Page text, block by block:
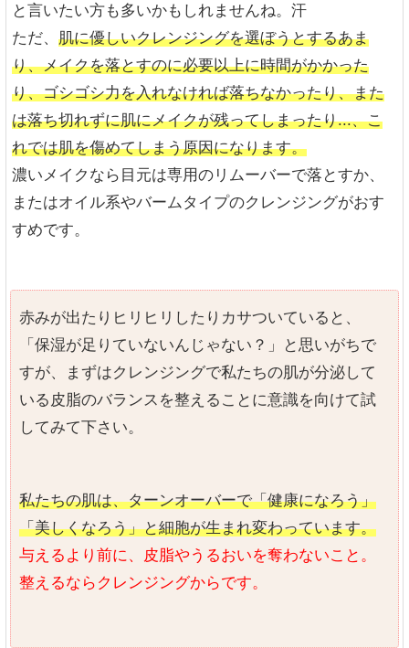
と言いたい方も多いかもしれませんね。汗
ただ、 肌に優しいクレンジングを選ぼうとするあま
り、メイクを落とすのに必要以上に時間がかかった
り、ゴシゴシ力を入れなければ落ちなかったり、また
は落ち切れずに肌にメイクが残ってしまったり...、こ
れでは肌を傷めてしまう原因になります。
濃いメイクなら目元は専用のリムーバーで落とすか、
またはオイル系やバームタイプのクレンジングがおす
すめです。
赤みが出たりヒリヒリしたりカサついていると、
「保湿が足りていないんじゃない？」と思いがちで
すが、まずはクレンジングで私たちの肌が分泌して
いる皮脂のバランスを整えることに意識を向けて試
してみて下さい。
私たちの肌は、ターンオーバーで「健康になろう」
「美しくなろう」と細胞が生まれ変わっています。
与えるより前に、皮脂やうるおいを奪わないこと。
整えるならクレンジングからです。